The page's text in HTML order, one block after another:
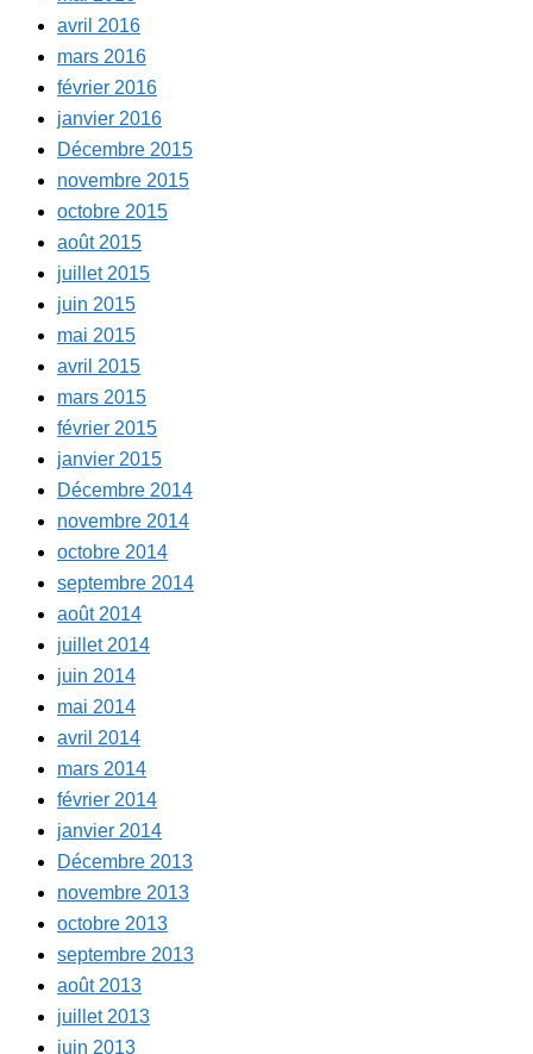
avril 2016
mars 2016
février 2016
janvier 2016
Décembre 2015
novembre 2015
octobre 2015
août 2015
juillet 2015
juin 2015
mai 2015
avril 2015
mars 2015
février 2015
janvier 2015
Décembre 2014
novembre 2014
octobre 2014
septembre 2014
août 2014
juillet 2014
juin 2014
mai 2014
avril 2014
mars 2014
février 2014
janvier 2014
Décembre 2013
novembre 2013
octobre 2013
septembre 2013
août 2013
juillet 2013
juin 2013